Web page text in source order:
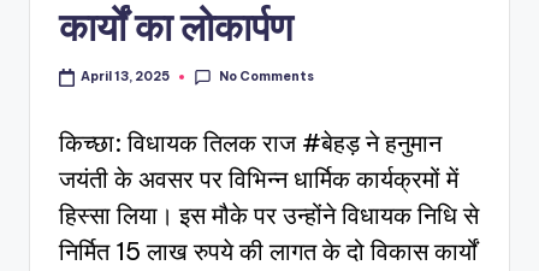
कार्यों का लोकार्पण
April 13, 2025 No Comments
किच्छा: विधायक तिलक राज #बेहड़ ने हनुमान
जयंती के अवसर पर विभिन्न धार्मिक कार्यक्रमों में
हिस्सा लिया। इस मौके पर उन्होंने विधायक निधि से
निर्मित 15 लाख रुपये की लागत के दो विकास कार्यों